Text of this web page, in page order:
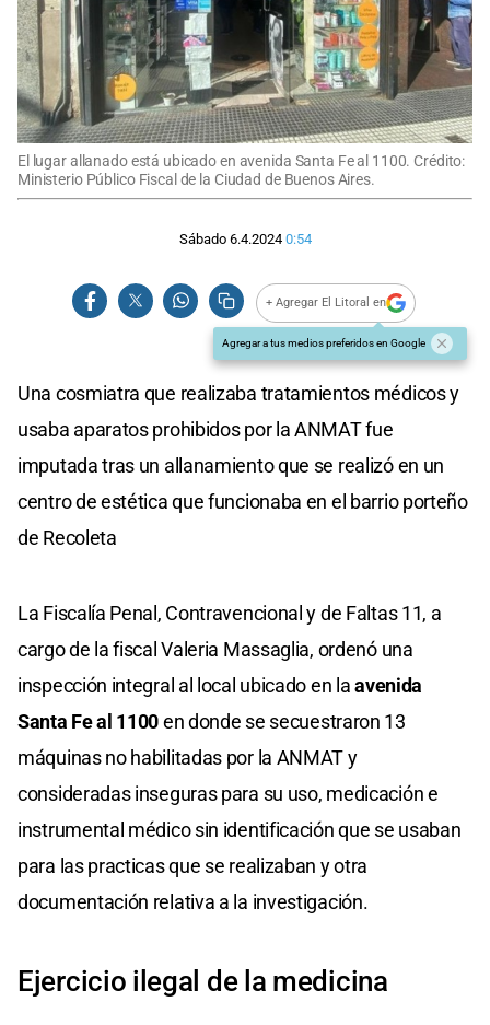
El lugar allanado está ubicado en avenida Santa Fe al 1100. Crédito:
Ministerio Público Fiscal de la Ciudad de Buenos Aires.
Sábado 6.4.2024 0:54
+ Agregar El Litoral en
Agregar a tus medios preferidos en Google
Una cosmiatra que realizaba tratamientos médicos y
usaba aparatos prohibidos por la ANMAT fue
imputada tras un allanamiento que se realizó en un
centro de estética que funcionaba en el barrio porteño
de Recoleta
La Fiscalía Penal, Contravencional y de Faltas 11, a
cargo de la fiscal Valeria Massaglia, ordenó una
inspección integral al local ubicado en laavenida
Santa Fe al 1100en donde se secuestraron 13
máquinas no habilitadas por la ANMAT y
consideradas inseguras para su uso, medicación e
instrumental médico sin identificación que se usaban
para las practicas que se realizaban y otra
documentación relativa a la investigación.
Ejercicio ilegal de la medicina